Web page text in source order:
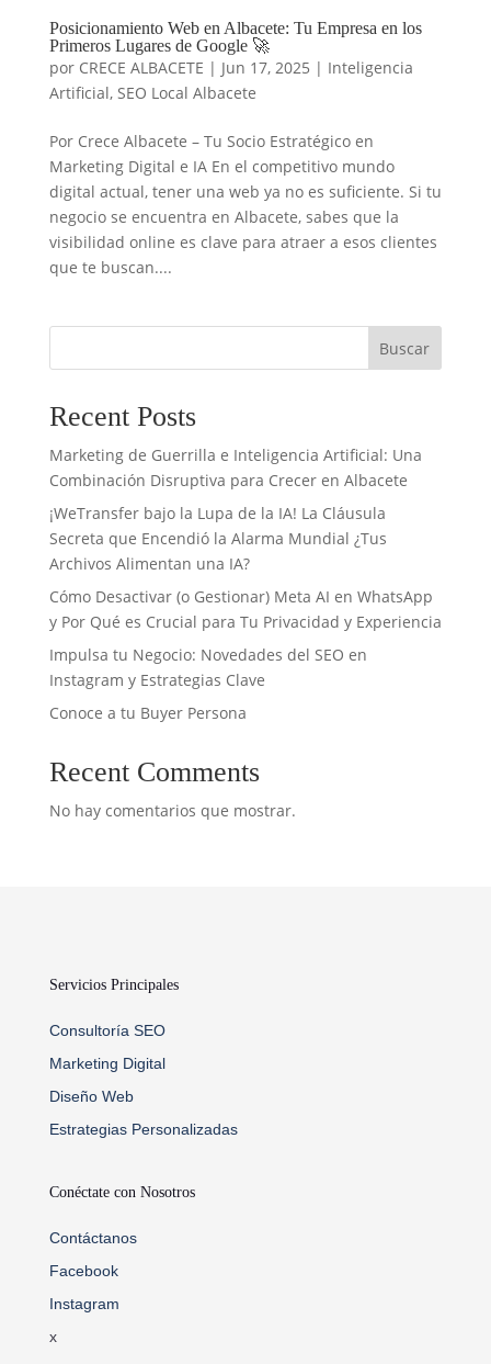
Posicionamiento Web en Albacete: Tu Empresa en los
Primeros Lugares de Google 🚀
por CRECE ALBACETE | Jun 17, 2025 | Inteligencia
Artificial, SEO Local Albacete
Por Crece Albacete – Tu Socio Estratégico en
Marketing Digital e IA En el competitivo mundo
digital actual, tener una web ya no es suficiente. Si tu
negocio se encuentra en Albacete, sabes que la
visibilidad online es clave para atraer a esos clientes
que te buscan....
Buscar
Recent Posts
Marketing de Guerrilla e Inteligencia Artificial: Una
Combinación Disruptiva para Crecer en Albacete
¡WeTransfer bajo la Lupa de la IA! La Cláusula
Secreta que Encendió la Alarma Mundial ¿Tus
Archivos Alimentan una IA?
Cómo Desactivar (o Gestionar) Meta AI en WhatsApp
y Por Qué es Crucial para Tu Privacidad y Experiencia
Impulsa tu Negocio: Novedades del SEO en
Instagram y Estrategias Clave
Conoce a tu Buyer Persona
Recent Comments
No hay comentarios que mostrar.
Servicios Principales
Consultoría SEO
Marketing Digital
Diseño Web
Estrategias Personalizadas
Conéctate con Nosotros
Contáctanos
Facebook
Instagram
x